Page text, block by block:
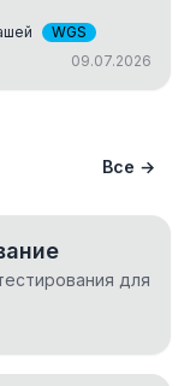
WGS
09.07.2026
Все →
для